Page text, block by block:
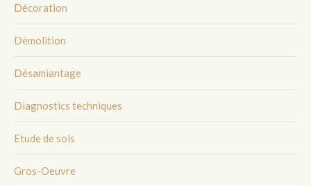
Décoration
Démolition
Désamiantage
Diagnostics techniques
Etude de sols
Gros-Oeuvre